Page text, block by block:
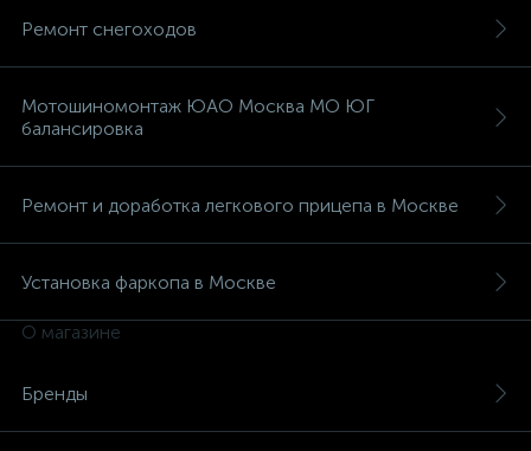
Ремонт снегоходов
Мотошиномонтаж ЮАО Москва МО ЮГ
балансировка
Ремонт и доработка легкового прицепа в Москве
Установка фаркопа в Москве
О магазине
Бренды